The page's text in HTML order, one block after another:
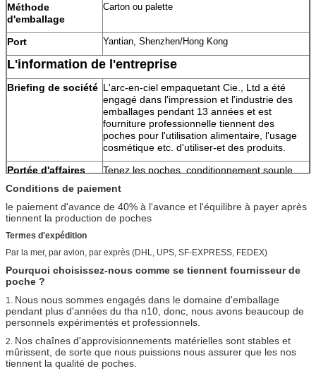
Méthode
d'emballage
Carton ou palette
Port Yantian, Shenzhen/Hong Kong
L'information de l'entreprise
Briefing de société L'arc-en-ciel empaquetant Cie., Ltd a été
engagé dans l'impression et l'industrie des
emballages pendant 13 années et est
fourniture professionnelle tiennent des
poches pour l'utilisation alimentaire, l'usage
cosmétique etc. d'utiliser-et des produits.
Portée d'affaires
Tenez les poches, conditionnement souple,
poche de bec, le sac lidding de papier
d'aluminium de film et, etc.
Approvisionnement
sucrerie, et poche détersive etc.
L'emballage alimentaire en plastique de style
empaquetant des sacs, poches inférieures de
nourriture de gousset, tiennent la
poche/paquet doy, sacs de BOPP, film de
couvercle
Paiement
Conditions de paiement
le paiement d'avance de 40% à l'avance et l'équilibre à payer après
tiennent la production de poches
Termes d'expédition
Par la mer, par avion, par exprès (DHL, UPS, SF-EXPRESS, FEDEX)
Pourquoi choisissez-nous comme se tiennent fournisseur de
poche ?
1. Nous nous sommes engagés dans le domaine d'emballage
pendant plus d'années du tha n10, donc, nous avons beaucoup de
personnels expérimentés et professionnels.
2. Nos chaînes d'approvisionnements matérielles sont stables et
mûrissent, de sorte que nous puissions nous assurer que les nos
tiennent la qualité de poches.